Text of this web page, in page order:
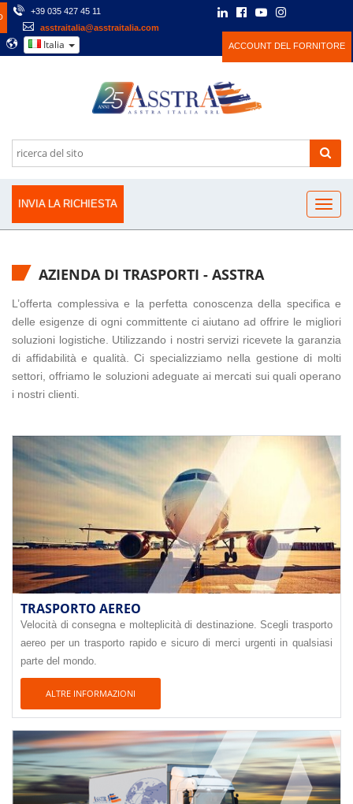
+39 035 427 45 11
asstraitalia@asstraitalia.com
Italia ACCOUNT DEL FORNITORE
INVIA LA RICHIESTA
AZIENDA DI TRASPORTI - ASSTRA
L’offerta complessiva e la perfetta conoscenza della specifica e
delle esigenze di ogni committente ci aiutano ad offrire le migliori
soluzioni logistiche. Utilizzando i nostri servizi ricevete la garanzia
di affidabilità e qualità. Ci specializziamo nella gestione di molti
settori, offriamo le soluzioni adeguate ai mercati sui quali operano
i nostri clienti.
TRASPORTO AEREO
Velocità di consegna e molteplicità di destinazione. Scegli trasporto
aereo per un trasporto rapido e sicuro di merci urgenti in qualsiasi
parte del mondo.
ALTRE INFORMAZIONI